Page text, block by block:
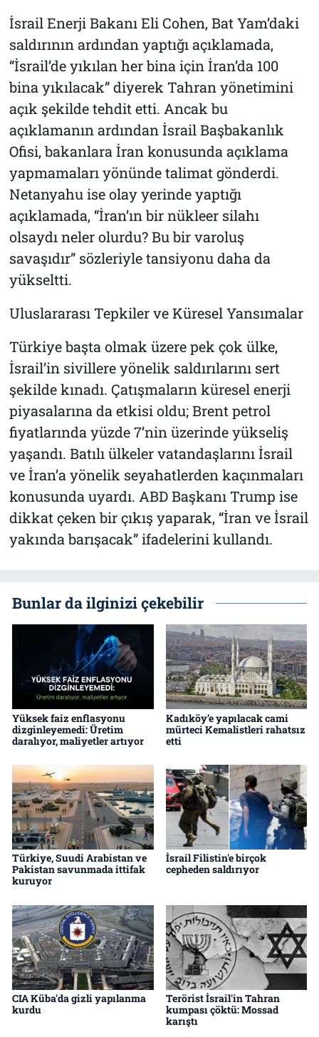
İsrail Enerji Bakanı Eli Cohen, Bat Yam’daki
saldırının ardından yaptığı açıklamada,
“İsrail’de yıkılan her bina için İran’da 100
bina yıkılacak” diyerek Tahran yönetimini
açık şekilde tehdit etti. Ancak bu
açıklamanın ardından İsrail Başbakanlık
Ofisi, bakanlara İran konusunda açıklama
yapmamaları yönünde talimat gönderdi.
Netanyahu ise olay yerinde yaptığı
açıklamada, “İran’ın bir nükleer silahı
olsaydı neler olurdu? Bu bir varoluş
savaşıdır” sözleriyle tansiyonu daha da
yükseltti.
Uluslararası Tepkiler ve Küresel Yansımalar
Türkiye başta olmak üzere pek çok ülke,
İsrail’in sivillere yönelik saldırılarını sert
şekilde kınadı. Çatışmaların küresel enerji
piyasalarına da etkisi oldu; Brent petrol
fiyatlarında yüzde 7’nin üzerinde yükseliş
yaşandı. Batılı ülkeler vatandaşlarını İsrail
ve İran’a yönelik seyahatlerden kaçınmaları
konusunda uyardı. ABD Başkanı Trump ise
dikkat çeken bir çıkış yaparak, “İran ve İsrail
yakında barışacak” ifadelerini kullandı.
Bunlar da ilginizi çekebilir
Yüksek faiz enflasyonu
dizginleyemedi: Üretim
daralıyor, maliyetler artıyor
Kadıköy’e yapılacak cami
mürteci Kemalistleri rahatsız
etti
Türkiye, Suudi Arabistan ve
Pakistan savunmada ittifak
kuruyor
İsrail Filistin'e birçok
cepheden saldırıyor
CIA Küba'da gizli yapılanma
kurdu
Terörist İsrail'in Tahran
kumpası çöktü: Mossad
karıştı